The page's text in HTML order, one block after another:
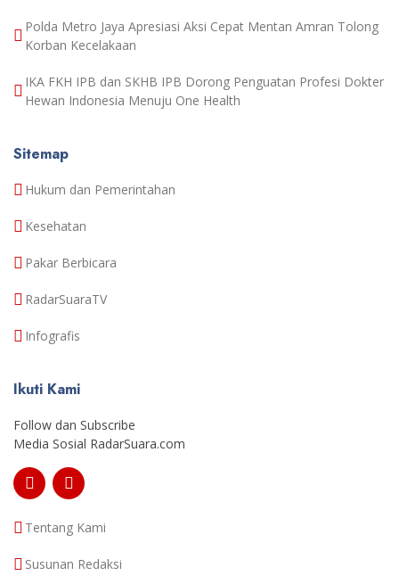
Polda Metro Jaya Apresiasi Aksi Cepat Mentan Amran Tolong
Korban Kecelakaan
IKA FKH IPB dan SKHB IPB Dorong Penguatan Profesi Dokter
Hewan Indonesia Menuju One Health
Sitemap
Hukum dan Pemerintahan
Kesehatan
Pakar Berbicara
RadarSuaraTV
Infografis
Ikuti Kami
Follow dan Subscribe
Media Sosial RadarSuara.com
Tentang Kami
Susunan Redaksi